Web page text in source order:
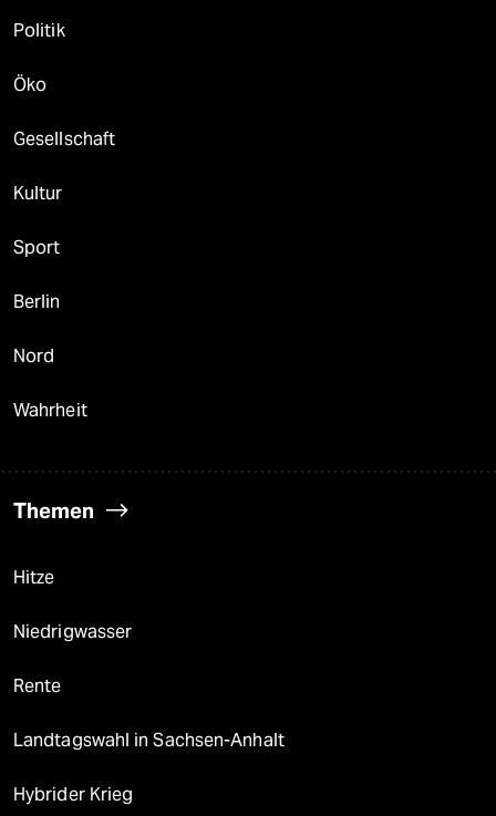
Politik
Öko
Gesellschaft
Kultur
Sport
Berlin
Nord
Wahrheit
Themen
Hitze
Niedrigwasser
Rente
Landtagswahl in Sachsen-Anhalt
Hybrider Krieg